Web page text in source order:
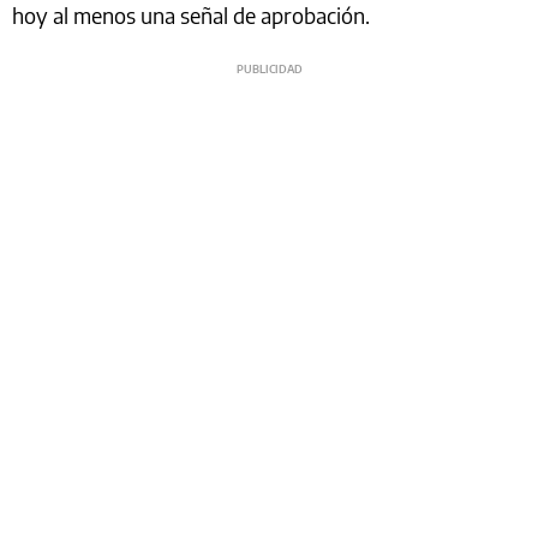
hoy al menos una señal de aprobación.